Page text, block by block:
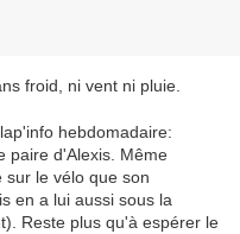
froid, ni vent ni pluie.
hebdomadaire:
paire d'Alexis. Même
le vélo que son
en a lui aussi sous la
Reste plus qu'à espérer le